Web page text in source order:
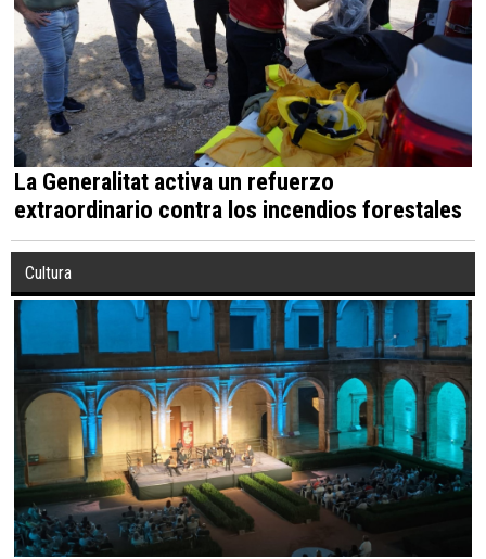
La Generalitat activa un refuerzo
extraordinario contra los incendios forestales
Cultura